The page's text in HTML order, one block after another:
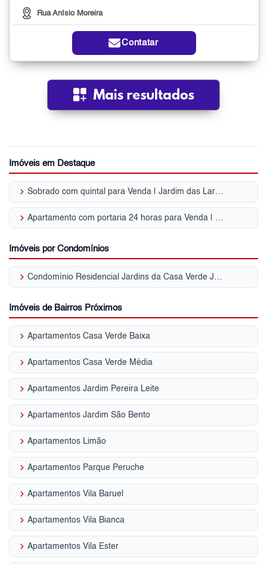
Rua Anísio Moreira
Contatar
Imóveis em Destaque
keyboard_arrow_right Sobrado com quintal para Venda | Jardim das Laranjeiras
keyboard_arrow_right Apartamento com portaria 24 horas para Venda | Jardim das Laranjeiras
Imóveis por Condomínios
keyboard_arrow_right Condomínio Residencial Jardins da Casa Verde Jardim das Laranjeiras
Imóveis de Bairros Próximos
keyboard_arrow_right Apartamentos Casa Verde Baixa
keyboard_arrow_right Apartamentos Casa Verde Média
keyboard_arrow_right Apartamentos Jardim Pereira Leite
keyboard_arrow_right Apartamentos Jardim São Bento
keyboard_arrow_right Apartamentos Limão
keyboard_arrow_right Apartamentos Parque Peruche
keyboard_arrow_right Apartamentos Vila Baruel
keyboard_arrow_right Apartamentos Vila Bianca
keyboard_arrow_right Apartamentos Vila Ester